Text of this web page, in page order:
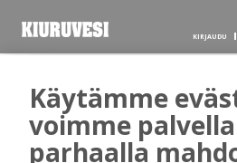
KIRJAUDU
Tilaa
Käytämme
voimme
parhaalla